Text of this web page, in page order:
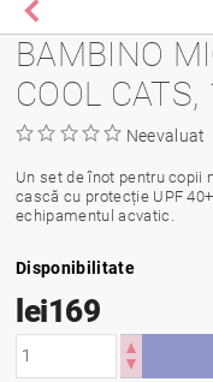
BAMBINO
COOL CATS,
Neevaluat
Un set de înot pentru copii
cască cu protecție UPF
echipamentul acvatic.
Disponibilitate
lei169